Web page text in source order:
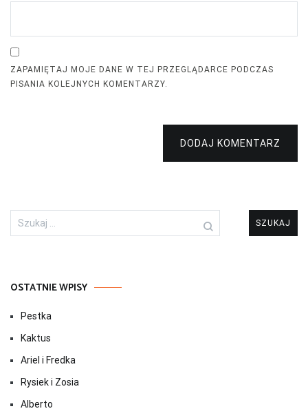
ZAPAMIĘTAJ MOJE DANE W TEJ PRZEGLĄDARCE PODCZAS
PISANIA KOLEJNYCH KOMENTARZY.
DODAJ KOMENTARZ
Szukaj:
OSTATNIE WPISY
Pestka
Kaktus
Ariel i Fredka
Rysiek i Zosia
Alberto